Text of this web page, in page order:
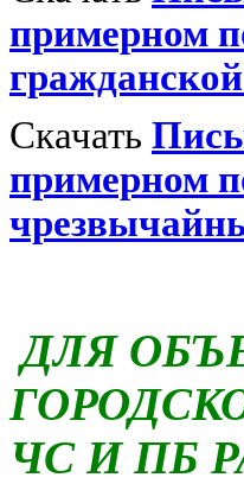
примерном
Скачать
примерном
ДЛЯ
ЧС И ПБ